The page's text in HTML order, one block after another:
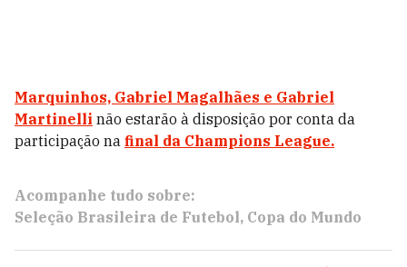
Marquinhos, Gabriel Magalhães e Gabriel
Martinelli não estarão à disposição por conta da
participação na final da Champions League.
Acompanhe tudo sobre:
Seleção Brasileira de Futebol Copa do Mundo